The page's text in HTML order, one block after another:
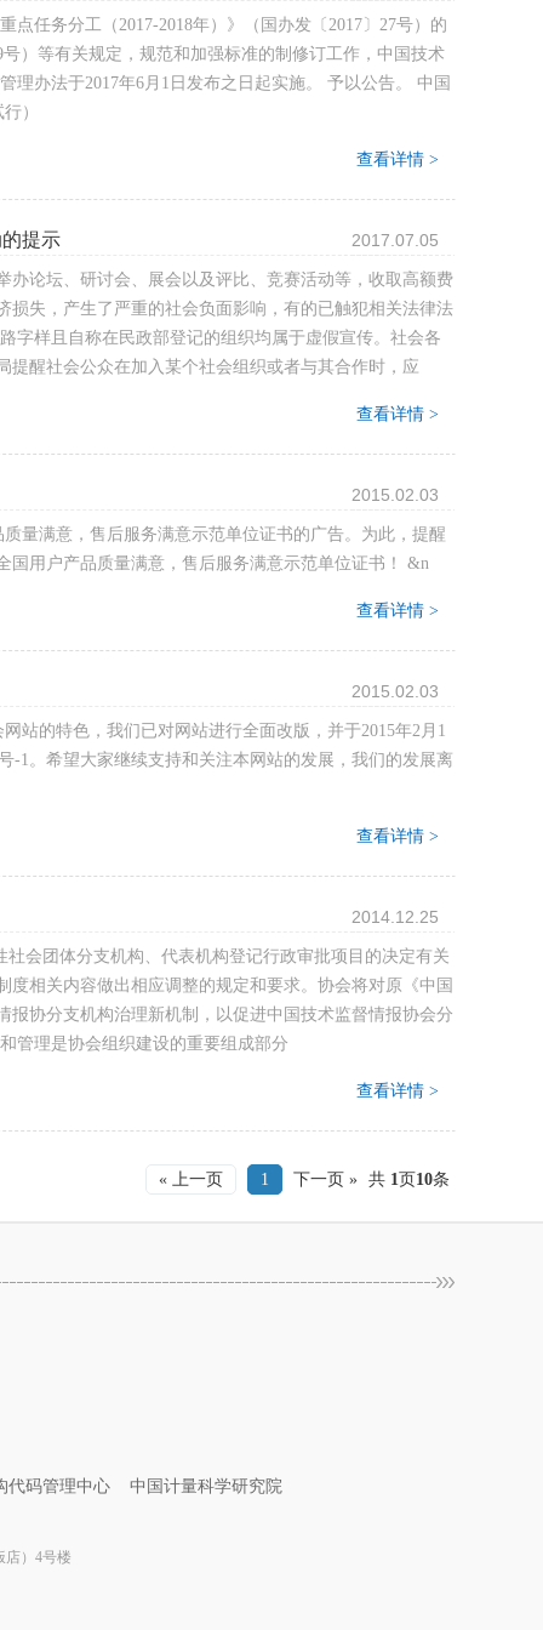
任务分工（2017-2018年）》（国办发〔2017〕27号）的
）等有关规定，规范和加强标准的制修订工作，中国技术
办法于2017年6月1日发布之日起实施。 予以公告。 中国
）
查看详情 >
提示 2017.07.05
论坛、研讨会、展会以及评比、竞赛活动等，收取高额费
失，产生了严重的社会负面影响，有的已触犯相关法律法
字样且自称在民政部登记的组织均属于虚假宣传。社会各
醒社会公众在加入某个社会组织或者与其合作时，应
查看详情 >
2015.02.03
量满意，售后服务满意示范单位证书的广告。为此，提醒
国用户产品质量满意，售后服务满意示范单位证书！ &n
查看详情 >
2015.02.03
站的特色，我们已对网站进行全面改版，并于2015年2月1
-1。希望大家继续支持和关注本网站的发展，我们的发展离
查看详情 >
2014.12.25
会团体分支机构、代表机构登记行政审批项目的决定有关
相关内容做出相应调整的规定和要求。协会将对原《中国
协分支机构治理新机制，以促进中国技术监督情报协会分
管理是协会组织建设的重要组成部分
查看详情 >
« 上一页 1 下一页 » 共 1页10条
代码管理中心 中国计量科学研究院
店）4号楼